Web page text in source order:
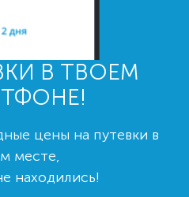
В ТВОЕМ
цены на путевки в
месте,
находились!